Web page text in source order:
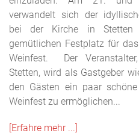
verwandelt sich der
bei der Kirche in Stetten
gemütlichen Festplatz für
Weinfest. Der
Stetten, wird als Gastgeber
den Gästen ein paar
Weinfest zu ermöglichen...
[Erfahre mehr ...]